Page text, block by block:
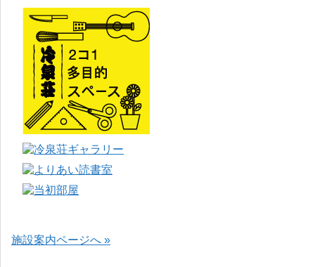
施設案内ページへ »